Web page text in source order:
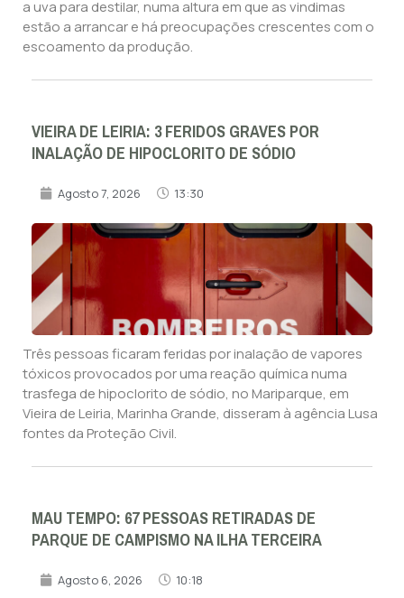
a uva para destilar, numa altura em que as vindimas
estão a arrancar e há preocupações crescentes com o
escoamento da produção.
VIEIRA DE LEIRIA: 3 FERIDOS GRAVES POR
INALAÇÃO DE HIPOCLORITO DE SÓDIO
Agosto 7, 2026 13:30
Três pessoas ficaram feridas por inalação de vapores
tóxicos provocados por uma reação química numa
trasfega de hipoclorito de sódio, no Mariparque, em
Vieira de Leiria, Marinha Grande, disseram à agência Lusa
fontes da Proteção Civil.
MAU TEMPO: 67 PESSOAS RETIRADAS DE
PARQUE DE CAMPISMO NA ILHA TERCEIRA
Agosto 6, 2026 10:18